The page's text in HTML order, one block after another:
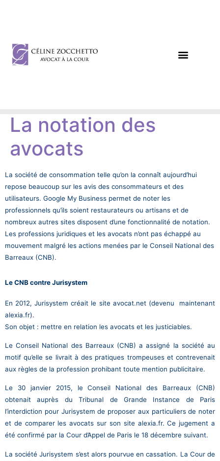
La notation des
avocats
La société de consommation telle qu’on la connaît aujourd’hui
repose beaucoup sur les avis des consommateurs et des
utilisateurs. Google My Business permet de noter les
professionnels qu’ils soient restaurateurs ou artisans et de
nombreux autres sites disposent d’une fonctionnalité de notation.
Les professions juridiques et les avocats n’ont pas échappé au
mouvement malgré les actions menées par le Conseil National des
Barreaux (CNB).
Le CNB contre Jurisystem
En 2012, Jurisystem créait le site avocat.net (devenu maintenant
alexia.fr).
Son objet : mettre en relation les avocats et les justiciables.
Le Conseil National des Barreaux (CNB) a assigné la société au
motif qu’elle se livrait à des pratiques trompeuses et contrevenait
aux règles de la profession prohibant toute mention publicitaire.
Le 30 janvier 2015, le Conseil National des Barreaux (CNB)
obtenait auprès du Tribunal de Grande Instance de Paris
l’interdiction pour Jurisystem de proposer aux particuliers de noter
et de comparer les avocats sur son site alexia.fr. Ce jugement a
été confirmé par la Cour d’Appel de Paris le 18 décembre suivant.
La société Jurisystem s’est alors pourvue en cassation. La Cour de